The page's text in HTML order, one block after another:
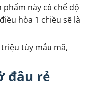
phẩm này có chế độ
hòa 1 chiều sẽ là
triệu tùy mẫu mã,
đâu rẻ